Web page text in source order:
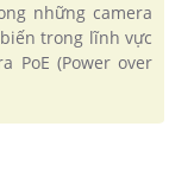
những camera
trong lĩnh vực
PoE (Power over